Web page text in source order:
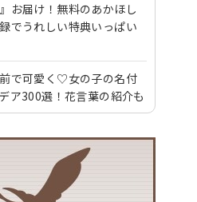
お届け！無料のあかほし
でうれしい特典いっぱい
で可愛く♡女の子の名付
ア300選！花言葉の紹介も